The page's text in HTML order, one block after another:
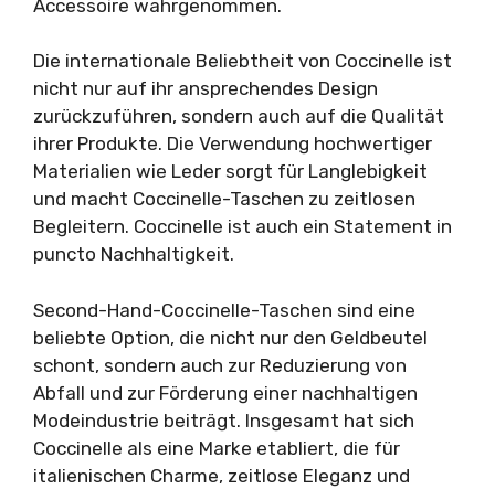
Accessoire wahrgenommen.
Die internationale Beliebtheit von Coccinelle ist
nicht nur auf ihr ansprechendes Design
zurückzuführen, sondern auch auf die Qualität
ihrer Produkte. Die Verwendung hochwertiger
Materialien wie Leder sorgt für Langlebigkeit
und macht Coccinelle-Taschen zu zeitlosen
Begleitern. Coccinelle ist auch ein Statement in
puncto Nachhaltigkeit.
Second-Hand-Coccinelle-Taschen sind eine
beliebte Option, die nicht nur den Geldbeutel
schont, sondern auch zur Reduzierung von
Abfall und zur Förderung einer nachhaltigen
Modeindustrie beiträgt. Insgesamt hat sich
Coccinelle als eine Marke etabliert, die für
italienischen Charme, zeitlose Eleganz und